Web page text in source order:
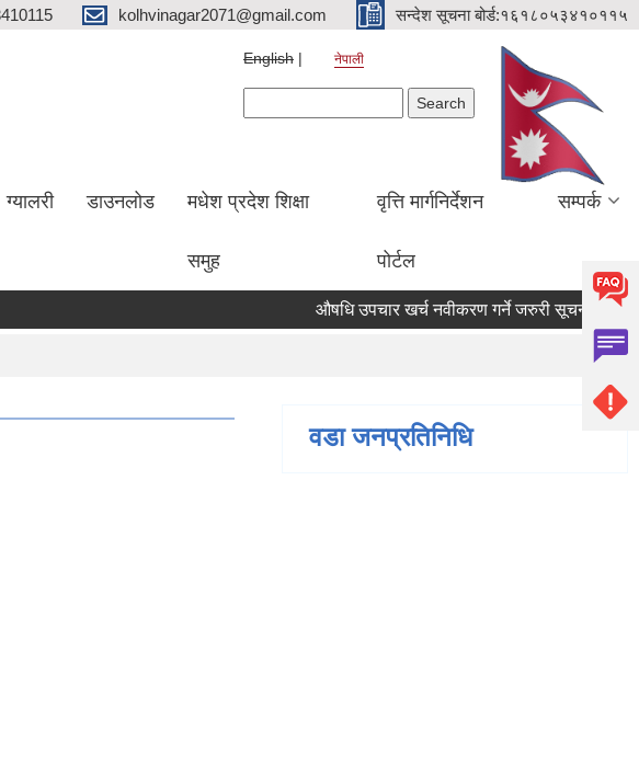
kolhvinagar2071@gmail.com सन्देश सूचना बोर्ड:१६१८०५३४१०११५
English नेपाली
ग्यालरी डाउनलोड मधेश प्रदेश शिक्षा
समुह
वृत्ति मार्गनिर्देशन
पोर्टल
सम्पर्क
औषधि उपचार खर्च नवीकरण गर्ने जरुरी सूचना
वडा जनप्रतिनिधि